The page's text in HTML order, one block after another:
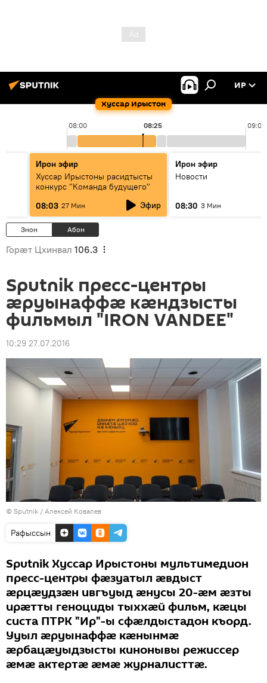
Хуссар Ирыстон
ИР
08:00 09:00
08:25
Ирон эфир
Хуссар Ирыстоны расидтысты
конкурс "Команда будущего"
08:03 27 Мин Эфир
Ирон эфир
Новости
08:30 3 Мин
Знон Абон
Горӕт Цхинвал 106.3
Sputnik пресс-центры
ӕруынаффӕ кӕндзысты
фильмыл "IRON VANDEE"
10:29 27.07.2016
© Sputnik / Алексей Ковалев
Рафыссын
Sputnik Хуссар Ирыстоны мультимедион
пресс-центры фӕзуатыл ӕвдыст
ӕрцӕудзӕн ивгъуыд ӕнусы 20-ӕм ӕзты
ирӕтты геноциды тыххӕй фильм, кӕцы
систа ПТРК "Ир"-ы сфӕлдыстадон къорд.
Ууыл ӕруынаффӕ кӕнынмӕ
ӕрбацӕуыдзысты кинонывы режиссер
ӕмӕ актертӕ ӕмӕ журналисттӕ.